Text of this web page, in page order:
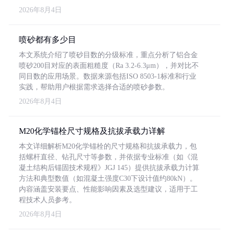
2026年8月4日
喷砂都有多少目
本文系统介绍了喷砂目数的分级标准，重点分析了铝合金
喷砂200目对应的表面粗糙度（Ra 3.2-6.3μm），并对比不
同目数的应用场景。数据来源包括ISO 8503-1标准和行业
实践，帮助用户根据需求选择合适的喷砂参数。
2026年8月4日
M20化学锚栓尺寸规格及抗拔承载力详解
本文详细解析M20化学锚栓的尺寸规格和抗拔承载力，包
括螺杆直径、钻孔尺寸等参数，并依据专业标准（如《混
凝土结构后锚固技术规程》JGJ 145）提供抗拔承载力计算
方法和典型数值（如混凝土强度C30下设计值约80kN）。
内容涵盖安装要点、性能影响因素及选型建议，适用于工
程技术人员参考。
2026年8月4日